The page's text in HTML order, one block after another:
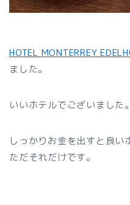
HOTEL MONTERREY
ました。
いいホテルでございました。
しっかりお金を出すと良い
ただそれだけです。